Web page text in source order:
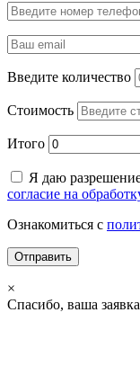
Введите количество
Стоимость
Итого
Я даю
согласие на
Ознакомиться с
×
Спасибо, ваша